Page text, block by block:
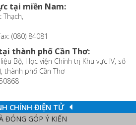
tại miền Nam:
Thạch,
(080) 84081
thành phố Cần Thơ:
Bộ, Học viện Chính trị Khu vực IV, số
thành phố Cần Thơ
CHÍNH ĐIỆN TỬ
ĐÓNG GÓP Ý KIẾN